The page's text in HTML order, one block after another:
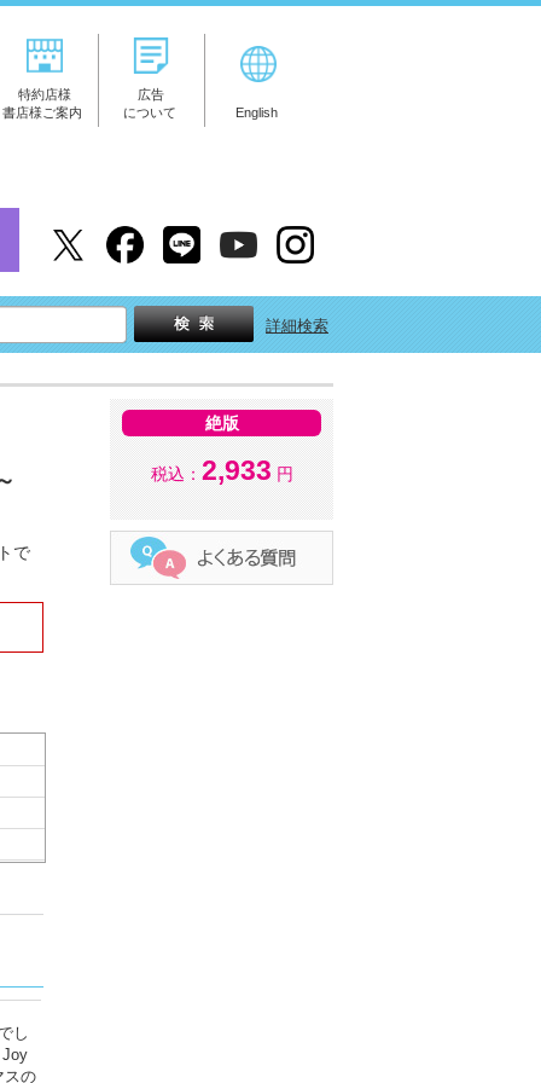
特約店様
書店様ご案内
広告
について
English
詳細検索
で
し
Joy
スの
絶版
税込： 2,933 円